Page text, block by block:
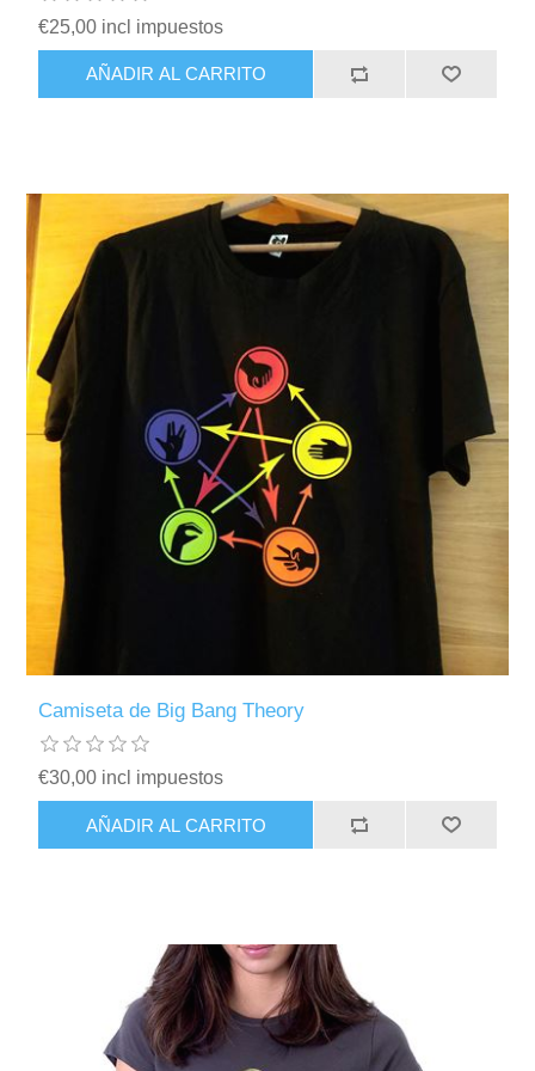
€25,00 incl impuestos
AÑADIR AL CARRITO
Camiseta de Big Bang Theory
€30,00 incl impuestos
AÑADIR AL CARRITO